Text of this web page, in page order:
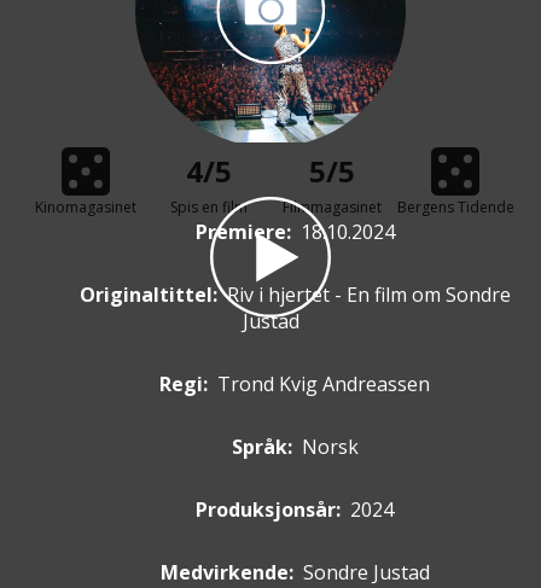
Kinomagasinet
4/5
Spis en film
5/5
Filmmagasinet Bergens Tidende
Premiere: 18.10.2024
Originaltittel: Riv i hjertet - En film om Sondre
Justad
Regi: Trond Kvig Andreassen
Språk: Norsk
Produksjonsår: 2024
Medvirkende: Sondre Justad